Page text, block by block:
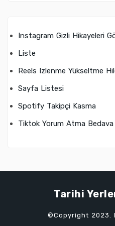
Instagram Gizli Hikayeleri
Liste
Reels Izlenme Yükseltme
Sayfa Listesi
Spotify Takipçi Kasma
Tiktok Yorum Atma Bedava
Tarihi
©Copyright 2023.